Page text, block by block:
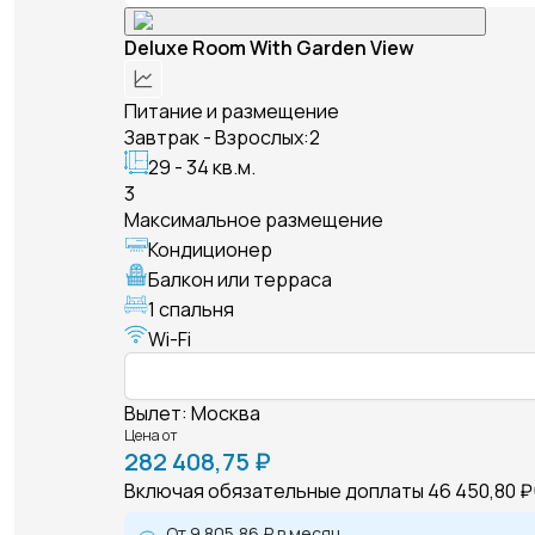
Deluxe Room With Garden View
Питание и размещение
Завтрак - Взрослых:2
29 - 34 кв.м.
3
Максимальное размещение
Кондиционер
Балкон или терраса
1 спальня
Wi-Fi
Вылет: Москва
Цена от
282 408,75 ₽
Включая обязательные доплаты 46 450,80 ₽